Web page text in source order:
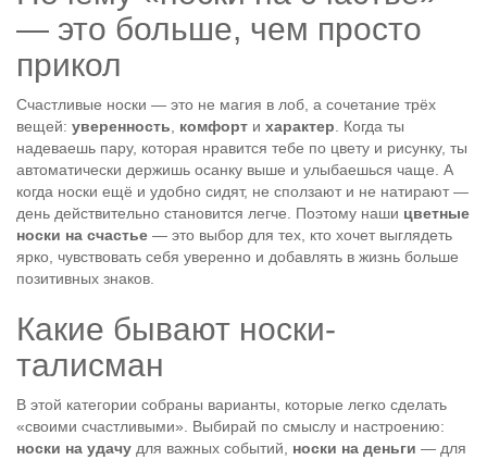
— это больше, чем просто
прикол
Счастливые носки — это не магия в лоб, а сочетание трёх
вещей: уверенность комфорт и характер . Когда ты
надеваешь пару, которая нравится тебе по цвету и рисунку, ты
автоматически держишь осанку выше и улыбаешься чаще. А
когда носки ещё и удобно сидят, не сползают и не натирают —
день действительно становится легче. Поэтому наши цветные
носки на счастье — это выбор для тех, кто хочет выглядеть
ярко, чувствовать себя уверенно и добавлять в жизнь больше
позитивных знаков.
Какие бывают носки-
талисман
В этой категории собраны варианты, которые легко сделать
«своими счастливыми». Выбирай по смыслу и настроению:
носки на удачу для важных событий, носки на деньги — для